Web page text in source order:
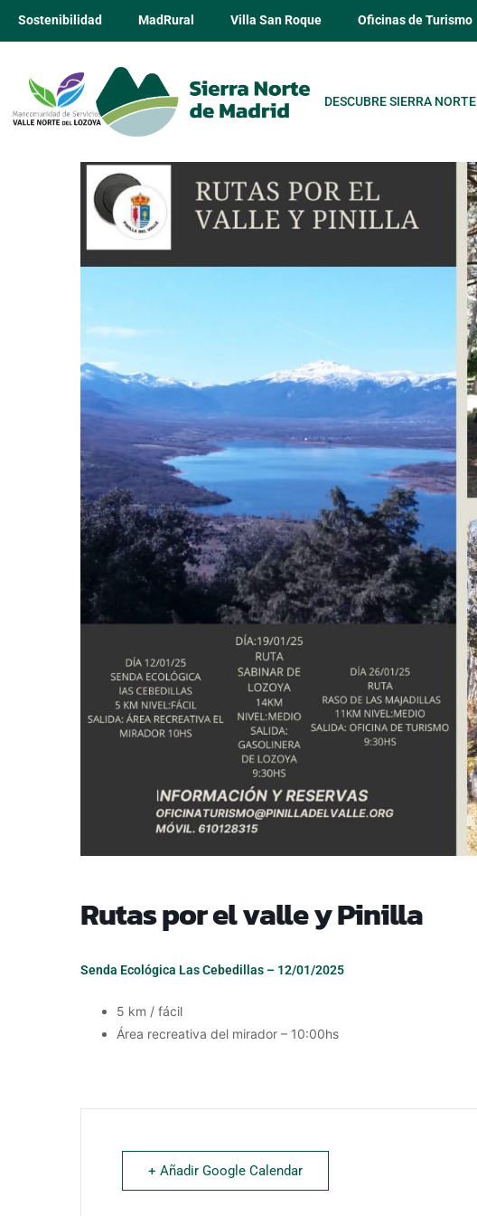
Sostenibilidad MadRural Villa San Roque Oficinas de Turismo
DESCUBRE SIERRA NORTE
Rutas por el valle y Pinilla
Senda Ecológica Las Cebedillas – 12/01/2025
5 km / fácil
Área recreativa del mirador – 10:00hs
+ Añadir Google Calendar